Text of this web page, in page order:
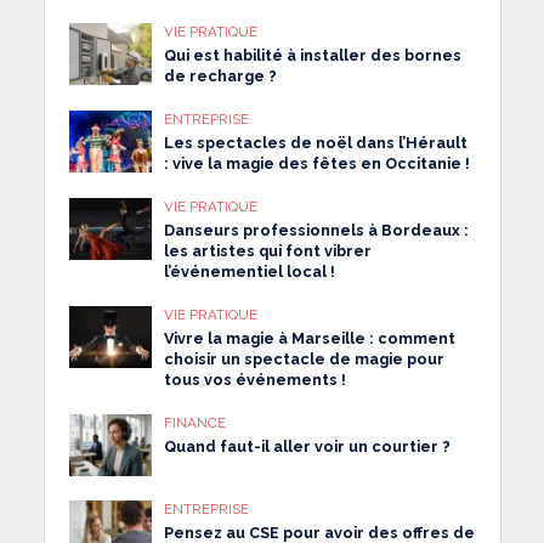
VIE PRATIQUE
Qui est habilité à installer des bornes
de recharge ?
ENTREPRISE
Les spectacles de noël dans l’Hérault
: vive la magie des fêtes en Occitanie !
VIE PRATIQUE
Danseurs professionnels à Bordeaux :
les artistes qui font vibrer
l’événementiel local !
VIE PRATIQUE
Vivre la magie à Marseille : comment
choisir un spectacle de magie pour
tous vos événements !
FINANCE
Quand faut-il aller voir un courtier ?
ENTREPRISE
Pensez au CSE pour avoir des offres de